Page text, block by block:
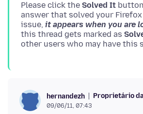
Please click the Solved It
answer that solved your
issue, it appears when you are
this thread gets marked as
hernandezh Proprietário
09/06/11, 07:43